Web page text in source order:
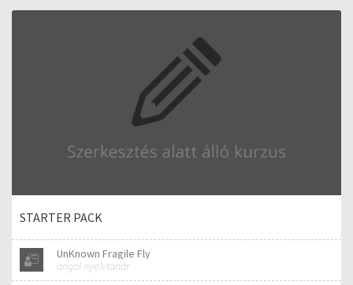
STARTER PACK
UnKnown Fragile Fly
angol nyelvtanár